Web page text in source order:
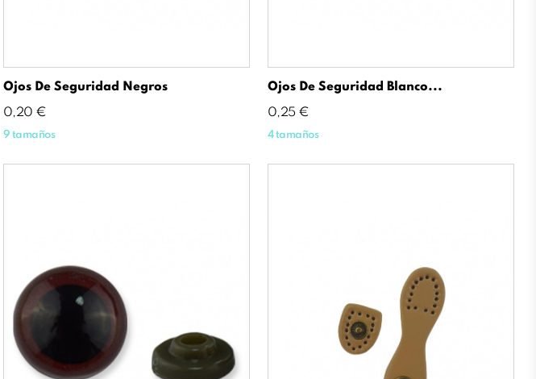
Ojos De Seguridad Negros
Precio
0,20 €
9 tamaños
Ojos De Seguridad Blanco...
Precio
0,25 €
4 tamaños